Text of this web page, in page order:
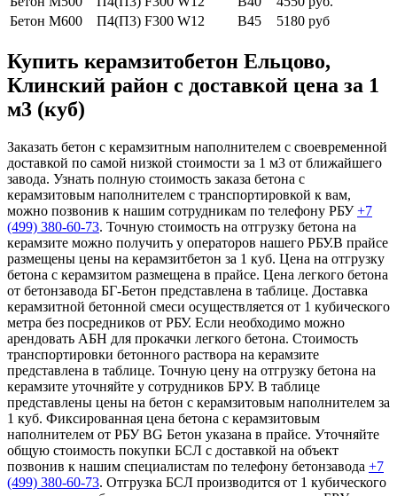
Бетон М600
П4(П3) F300 W12 В45 5180 руб
Купить керамзитобетон Ельцово,
Клинский район с доставкой цена за 1
м3 (куб)
Заказать бетон с керамзитным наполнителем с своевременной
доставкой по самой низкой стоимости за 1 м3 от ближайшего
завода. Узнать полную стоимость заказа бетона с
керамзитовым наполнителем с транспортировкой к вам,
можно позвонив к нашим сотрудникам по телефону РБУ+7
(499) 380-60-73. Точную стоимость на отгрузку бетона на
керамзите можно получить у операторов нашего РБУ.В прайсе
размещены цены на керамзитбетон за 1 куб. Цена на отгрузку
бетона с керамзитом размещена в прайсе. Цена легкого бетона
от бетонзавода БГ-Бетон представлена в таблице. Доставка
керамзитной бетонной смеси осуществляется от 1 кубического
метра без посредников от РБУ. Если необходимо можно
арендовать АБН для прокачки легкого бетона. Стоимость
транспортировки бетонного раствора на керамзите
представлена в таблице. Точную цену на отгрузку бетона на
керамзите уточняйте у сотрудников БРУ. В таблице
представлены цены на бетон с керамзитовым наполнителем за
1 куб. Фиксированная цена бетона с керамзитовым
наполнителем от РБУ BG Бетон указана в прайсе. Уточняйте
общую стоимость покупки БСЛ с доставкой на объект
позвонив к нашим специалистам по телефону бетонзавода +7
(499) 380-60-73. Отгрузка БСЛ производится от 1 кубического